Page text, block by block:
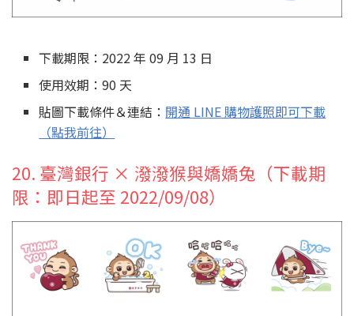
下載期限：2022 年 09 月 13 日
使用效期：90 天
貼圖下載條件＆連結： 開通 LINE 購物護照即可下載
（點我前往）
20. 臺灣銀行 × 潑潑猴與嬌嬌兔（下載期
限：即日起至 2022/09/08）